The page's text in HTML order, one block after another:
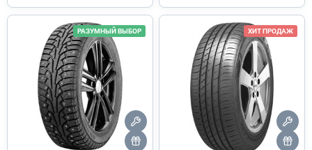
РАЗУМНЫЙ ВЫБОР ХИТ ПРОДАЖ